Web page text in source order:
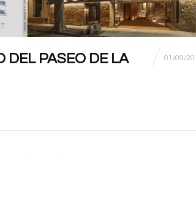
DEL PASEO DE LA
01/09/